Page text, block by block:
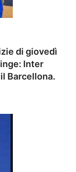
di giovedì
Inter
Barcellona.